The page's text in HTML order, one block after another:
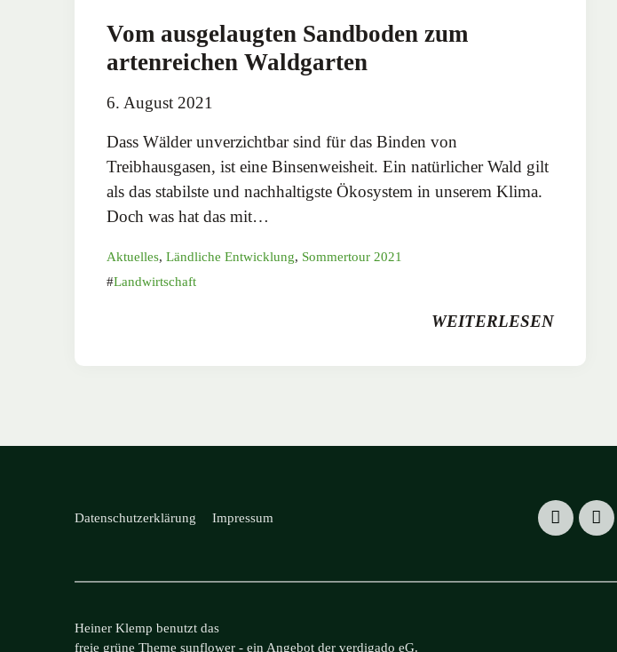
Vom ausgelaugten Sandboden zum
artenreichen Waldgarten
6. August 2021
Dass Wälder unverzichtbar sind für das Binden von
Treibhausgasen, ist eine Binsenweisheit. Ein natürlicher Wald gilt
als das stabilste und nachhaltigste Ökosystem in unserem Klima.
Doch was hat das mit…
Aktuelles, Ländliche Entwicklung, Sommertour 2021
Landwirtschaft
WEITERLESEN
Datenschutzerklärung Impressum
Heiner Klemp benutzt das
freie grüne Theme sunflower ‐ ein Angebot der verdigado eG.